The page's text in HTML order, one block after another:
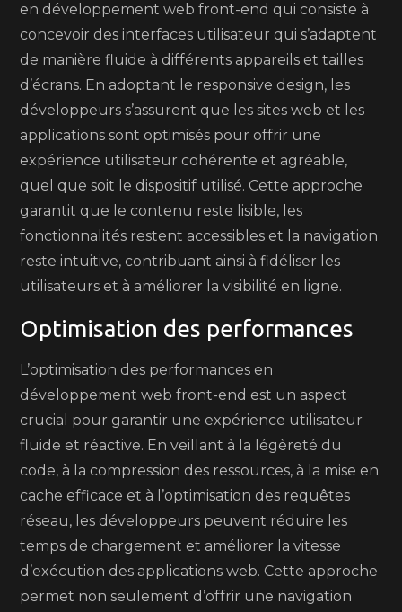
en développement web front-end qui consiste à
concevoir des interfaces utilisateur qui s’adaptent
de manière fluide à différents appareils et tailles
d’écrans. En adoptant le responsive design, les
développeurs s’assurent que les sites web et les
applications sont optimisés pour offrir une
expérience utilisateur cohérente et agréable,
quel que soit le dispositif utilisé. Cette approche
garantit que le contenu reste lisible, les
fonctionnalités restent accessibles et la navigation
reste intuitive, contribuant ainsi à fidéliser les
utilisateurs et à améliorer la visibilité en ligne.
Optimisation des performances
L’optimisation des performances en
développement web front-end est un aspect
crucial pour garantir une expérience utilisateur
fluide et réactive. En veillant à la légèreté du
code, à la compression des ressources, à la mise en
cache efficace et à l’optimisation des requêtes
réseau, les développeurs peuvent réduire les
temps de chargement et améliorer la vitesse
d’exécution des applications web. Cette approche
permet non seulement d’offrir une navigation